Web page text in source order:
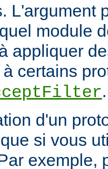
L'argument
module
appliquer
certains
.
d'un
si vous
exemple,